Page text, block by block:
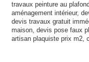
travaux peinture au
aménagement intérieur,
devis travaux gratuit
maison, devis pose faux
artisan plaquiste prix m2,